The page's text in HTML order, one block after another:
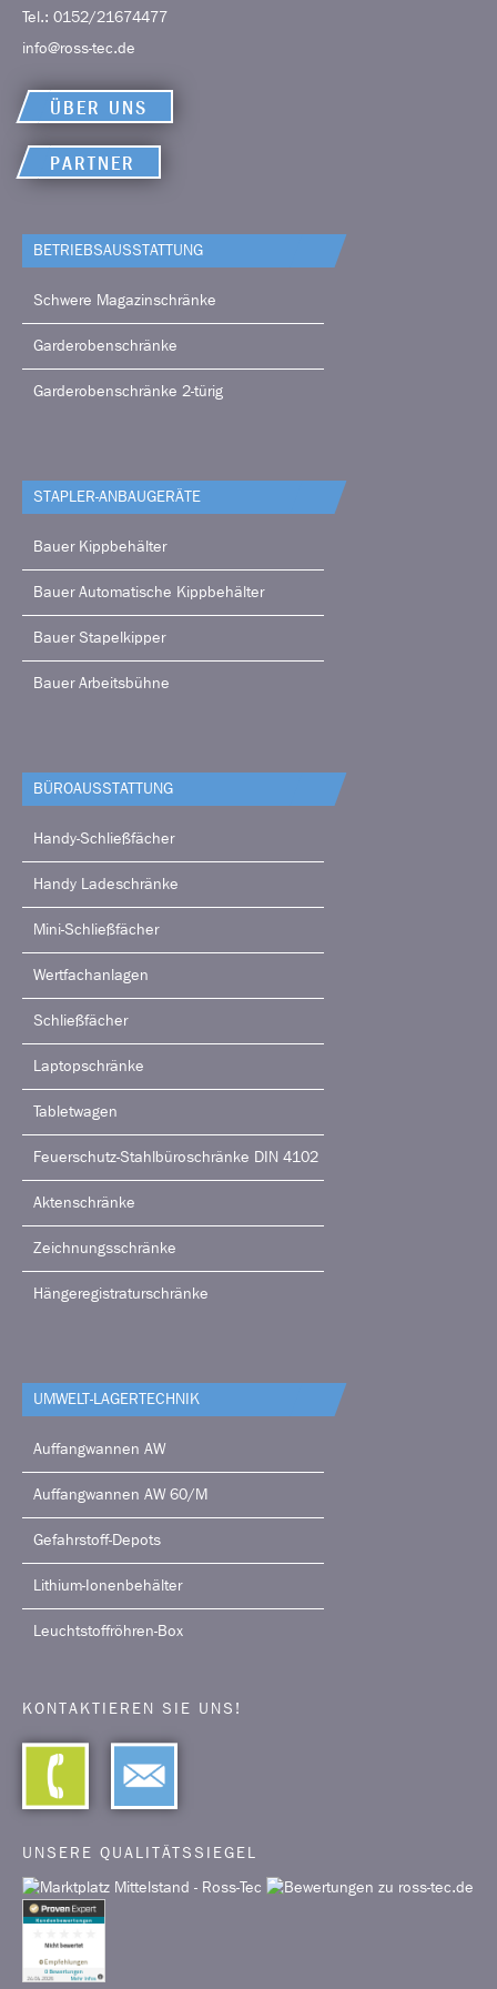
Tel.: 0152/21674477
info@ross-tec.de
ÜBER UNS
PARTNER
BETRIEBS­AUSSTATTUNG
Schwere Magazinschränke
Garderobenschränke
Garderobenschränke 2-türig
STAPLER-ANBAUGERÄTE
Bauer Kippbehälter
Bauer Automatische Kippbehälter
Bauer Stapelkipper
Bauer Arbeitsbühne
BÜRO­AUSSTATTUNG
Handy-Schließfächer
Handy Ladeschränke
Mini-Schließfächer
Wertfachanlagen
Schließfächer
Laptopschränke
Tabletwagen
Feuerschutz-Stahlbüroschränke DIN 4102
Aktenschränke
Zeichnungsschränke
Hängeregistraturschränke
UMWELT-LAGERTECHNIK
Auffangwannen AW
Auffangwannen AW 60/M
Gefahrstoff-Depots
Lithium-Ionenbehälter
Leuchtstoffröhren-Box
KONTAKTIEREN SIE UNS!
UNSERE QUALITÄTSSIEGEL